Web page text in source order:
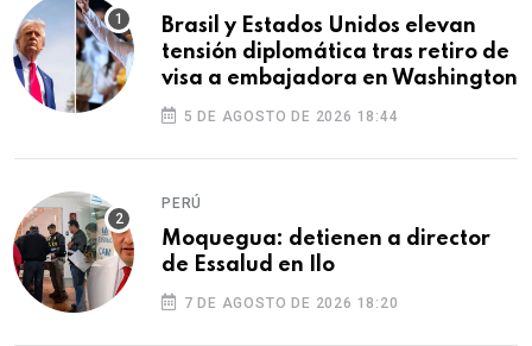
Brasil y Estados Unidos elevan
tensión diplomática tras retiro de
visa a embajadora en Washington
5 DE AGOSTO DE 2026 18:44
PERÚ
Moquegua: detienen a director
de Essalud en Ilo
7 DE AGOSTO DE 2026 18:20